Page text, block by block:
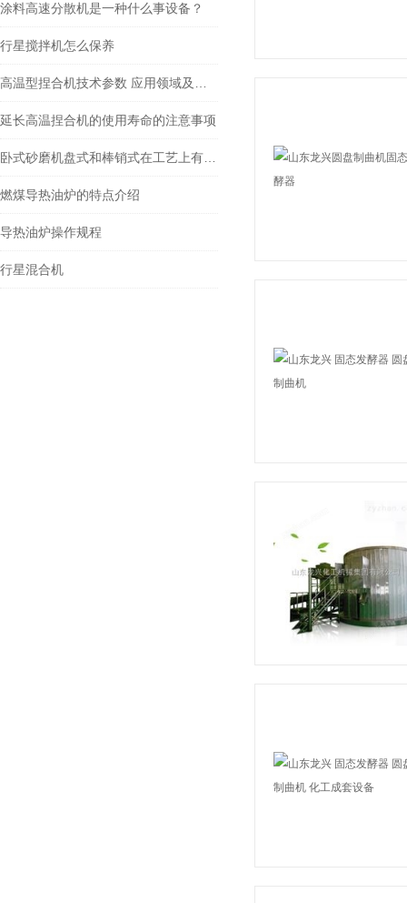
涂料高速分散机是一种什么事设备？
行星搅拌机怎么保养
延长高温捏合机的使用寿命的注意事项
燃煤导热油炉的特点介绍
导热油炉操作规程
行星混合机